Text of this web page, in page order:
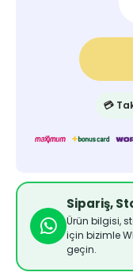
💳
Sipariş,
Ürün bilgisi,
için bizimle
geçin.